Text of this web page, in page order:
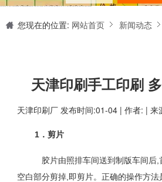
联系我们
您现在的位置: 网站首页 新闻动态
天津印刷手工印刷
天津印刷厂 发布时间:01-04 | 作者: | 来
1．剪片
胶片由照排车间送到制版车间后,
空白部分剪掉,即剪片。正确的操作方